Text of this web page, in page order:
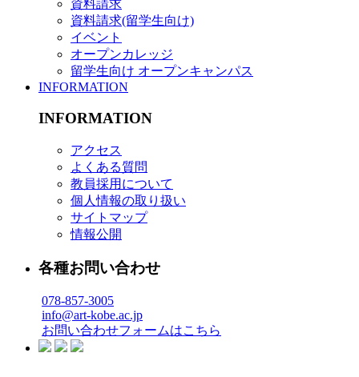
資料請求
資料請求(留学生向け)
イベント
オープンカレッジ
留学生向け オープンキャンパス
INFORMATION
INFORMATION
アクセス
よくある質問
教員採用について
個人情報の取り扱い
サイトマップ
情報公開
各種お問い合わせ
078-857-3005
info@art-kobe.ac.jp
お問い合わせフォームはこちら